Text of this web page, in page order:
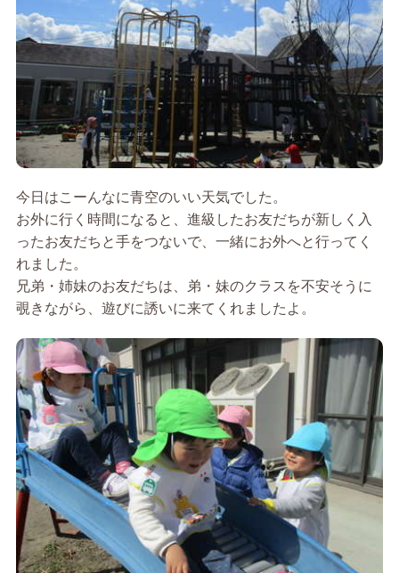
今日はこーんなに青空のいい天気でした。
お外に行く時間になると、進級したお友だちが新しく入
ったお友だちと手をつないで、一緒にお外へと行ってく
れました。
兄弟・姉妹のお友だちは、弟・妹のクラスを不安そうに
覗きながら、遊びに誘いに来てくれましたよ。